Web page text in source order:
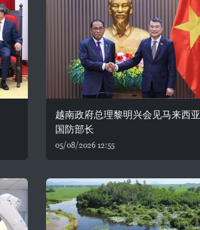
越南政府总理黎明兴会见马来西亚
国防部长
05/08/2026 12:55